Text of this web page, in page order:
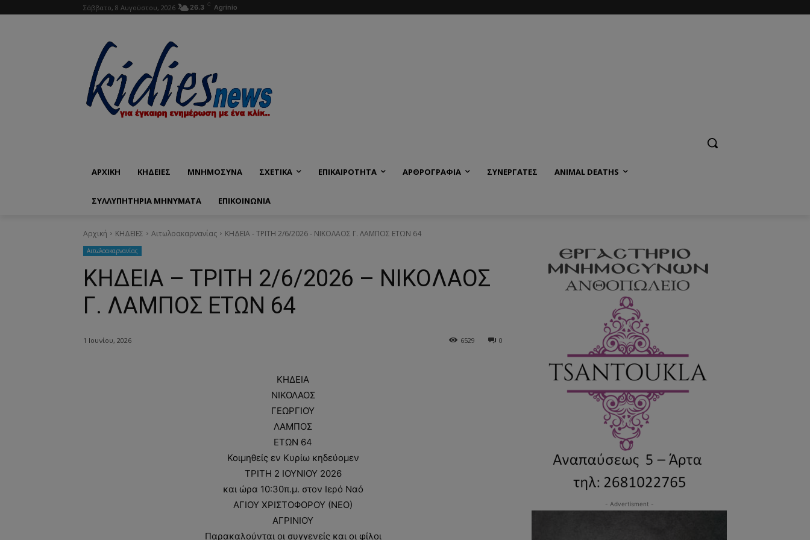
Σάββατο, 8 Αυγούστου, 2026 26.3 C Agrinio
ΑΡΧΙΚΗ ΚΗΔΕΙΕΣ ΜΝΗΜΟΣΥΝΑ ΣΧΕΤΙΚΑ ΕΠΙΚΑΙΡΟΤΗΤΑ ΑΡΘΡΟΓΡΑΦΙΑ ΣΥΝΕΡΓΑΤΕΣ ANIMAL DEATHS
ΣΥΛΛΥΠΗΤΗΡΙΑ ΜΗΝΥΜΑΤΑ ΕΠΙΚΟΙΝΩΝΊΑ
Αρχική ΚΗΔΕΙΕΣ Aιτωλοακαρνανίας ΚΗΔΕΙΑ - ΤΡΙΤΗ 2/6/2026 - ΝΙΚΟΛΑΟΣ Γ. ΛΑΜΠΟΣ ΕΤΩΝ 64
Aιτωλοακαρνανίας
ΚΗΔΕΙΑ – ΤΡΙΤΗ 2/6/2026 – ΝΙΚΟΛΑΟΣ
Γ. ΛΑΜΠΟΣ ΕΤΩΝ 64
1 Ιουνίου, 2026 0
6529
ΚΗΔΕΙΑ
ΝΙΚΟΛΑΟΣ
ΓΕΩΡΓΙΟΥ
ΛΑΜΠΟΣ
ΕΤΩΝ 64
Κοιμηθείς εν Κυρίω κηδεύομεν
ΤΡΙΤΗ 2 ΙΟΥΝΙΟΥ 2026
και ώρα 10:30π.μ. στον Ιερό Ναό
ΑΓΙΟΥ ΧΡΙΣΤΟΦΟΡΟΥ (ΝΕΟ)
ΑΓΡΙΝΙΟΥ
Παρακαλούνται οι συγγενείς και οι φίλοι
- Advertisment -